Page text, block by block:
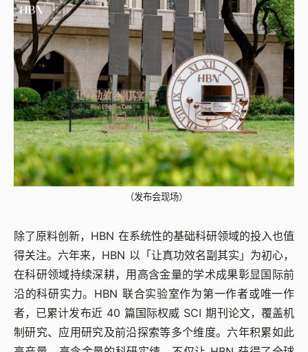
（发布会现场）
除了原料创新，HBN 在系统性的基础科研领域的投入也值
得关注。六年来，HBN 以「让真功效名副其实」为初心，
在科研领域持续深耕，用高含金量的学术成果彰显国际前
沿的科研实力。HBN 联合实验室作为第一作者或唯一作
者，已累计发布近 40 篇国际权威 SCI 期刊论文，覆盖机
制研究、应用研究及前沿探索等多个维度。六年积累如此